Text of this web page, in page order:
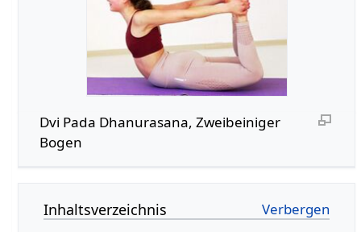
Dvi Pada Dhanurasana, Zweibeiniger
Bogen
Inhaltsverzeichnis